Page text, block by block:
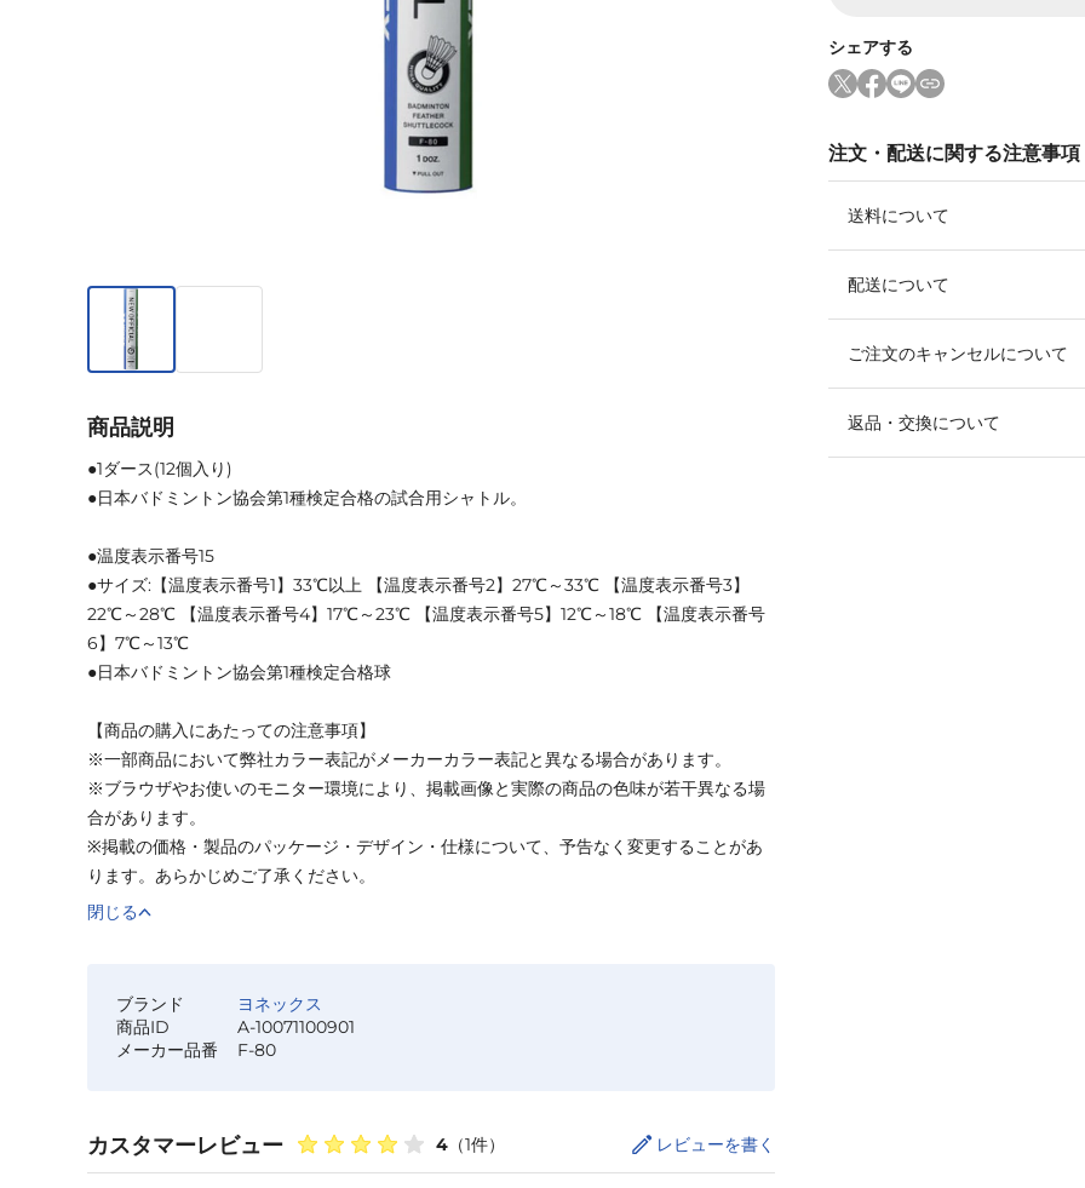
シェアする
注文・配送に関する注意事項
送料について
配送について
ご注文のキャンセルについて
返品・交換について
商品説明
●1ダース(12個入り)
●日本バドミントン協会第1種検定合格の試合用シャトル。
●温度表示番号15
●サイズ:【温度表示番号1】33℃以上 【温度表示番号2】27℃～33℃ 【温度表示番号3】
22℃～28℃ 【温度表示番号4】17℃～23℃ 【温度表示番号5】12℃～18℃ 【温度表示番号
6】7℃～13℃
●日本バドミントン協会第1種検定合格球
【商品の購入にあたっての注意事項】
※一部商品において弊社カラー表記がメーカーカラー表記と異なる場合があります。
※ブラウザやお使いのモニター環境により、掲載画像と実際の商品の色味が若干異なる場
合があります。
※掲載の価格・製品のパッケージ・デザイン・仕様について、予告なく変更することがあ
ります。あらかじめご了承ください。
閉じる
ブランド
ヨネックス
商品ID
A-10071100901
メーカー品番
F-80
カスタマーレビュー 4 （1件） レビューを書く